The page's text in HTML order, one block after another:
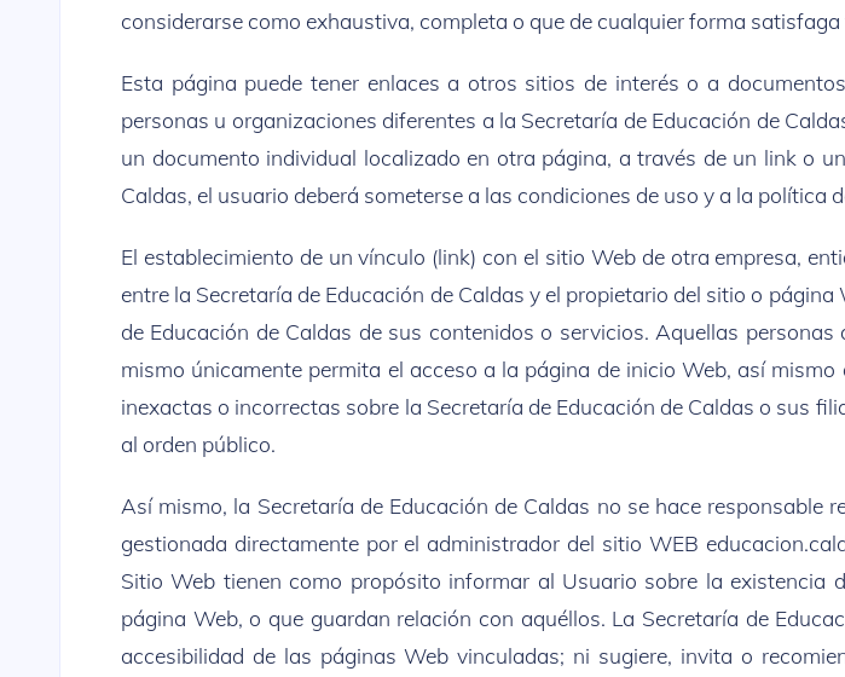
considerarse como exhaustiva, completa o que de cualquier forma
Esta página puede tener enlaces a otros sitios de interés o a
personas u organizaciones diferentes a la Secretaría de Educación de
un documento individual localizado en otra página, a través de un link o
Caldas, el usuario deberá someterse a las condiciones de uso y a la política
El establecimiento de un vínculo (link) con el sitio Web de otra empresa,
entre la Secretaría de Educación de Caldas y el propietario del sitio o
de Educación de Caldas de sus contenidos o servicios. Aquellas
mismo únicamente permita el acceso a la página de inicio Web, así
inexactas o incorrectas sobre la Secretaría de Educación de Caldas o sus
al orden público.
Así mismo, la Secretaría de Educación de Caldas no se hace
gestionada directamente por el administrador del sitio WEB
Sitio Web tienen como propósito informar al Usuario sobre la
página Web, o que guardan relación con aquéllos. La Secretaría de
accesibilidad de las páginas Web vinculadas; ni sugiere, invita o